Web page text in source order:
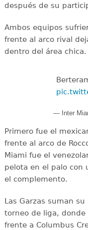
después de su
Ambos equipos
frente al arco rival
dentro del área chica.
— Inter
Primero fue el
frente al arco de
Miami fue el
pelota en el palo con
el complemento.
Las Garzas suman
torneo de liga,
frente a Columbus